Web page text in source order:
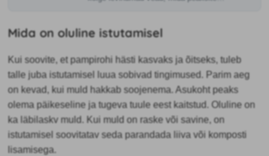
Mida on oluline istutamisel
Kui soovite, et pampirohi hästi kasvaks ja õitseks, tuleb
talle juba istutamisel luua sobivad tingimused. Parim aeg
on kevad, kui muld hakkab soojenema. Asukoht peaks
olema päikeseline ja tugeva tuule eest kaitstud. Oluline on
ka läbilaskv muld. Kui muld on raske või savine, on
istutamisel soovitatav seda parandada liiva või komposti
lisamisega.